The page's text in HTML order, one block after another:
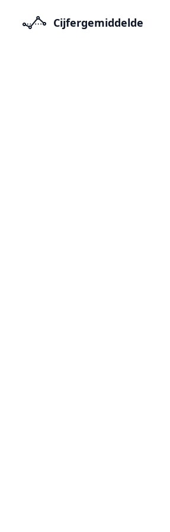
Cijfergemiddelde